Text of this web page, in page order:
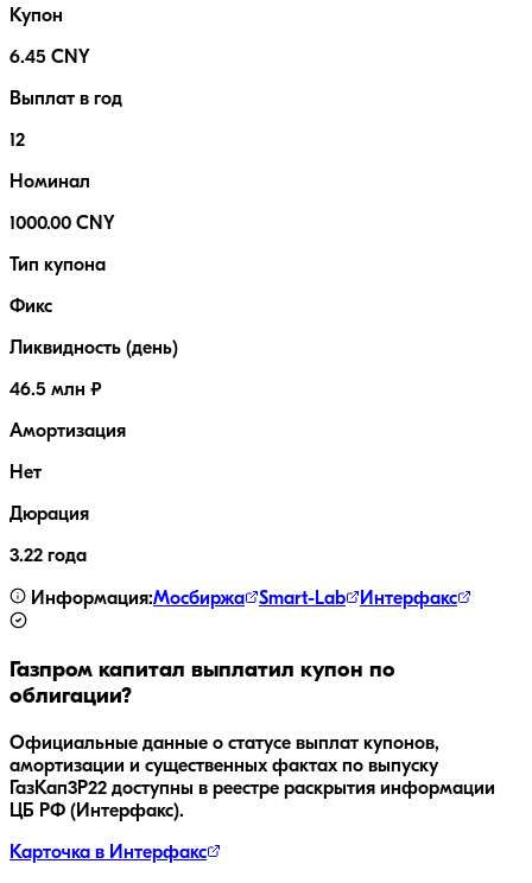
Купон
6.45 CNY
Выплат в год
12
Номинал
1000.00 CNY
Тип купона
Фикс
Ликвидность (день)
46.5 млн ₽
Амортизация
Нет
Дюрация
3.22 года
Информация:Мосбиржа Smart-Lab Интерфакс
Газпром капитал выплатил купон по
облигации?
Официальные данные о статусе выплат купонов,
амортизации и существенных фактах по выпуску
ГазКап3P22 доступны в реестре раскрытия информации
ЦБ РФ (Интерфакс).
Карточка в Интерфакс